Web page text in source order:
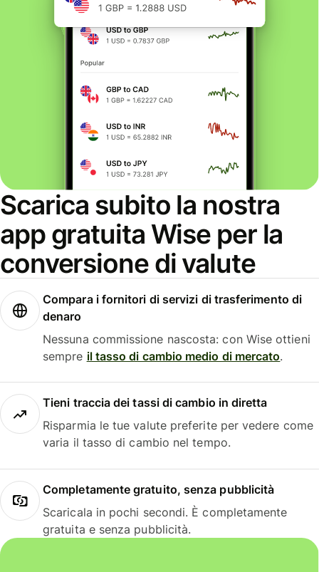
Scarica subito la nostra
app gratuita Wise per la
conversione di valute
Compara i fornitori di servizi di trasferimento di
denaro
Nessuna commissione nascosta: con Wise ottieni
sempre il tasso di cambio medio di mercato.
Tieni traccia dei tassi di cambio in diretta
Risparmia le tue valute preferite per vedere come
varia il tasso di cambio nel tempo.
Completamente gratuito, senza pubblicità
Scaricala in pochi secondi. È completamente
gratuita e senza pubblicità.